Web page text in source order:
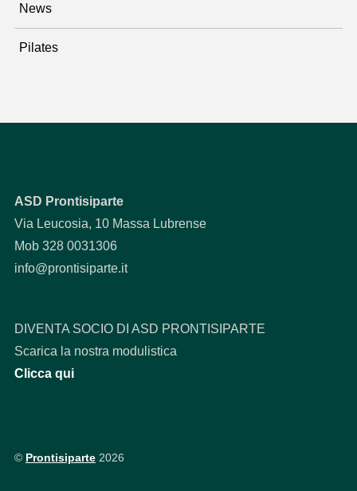
News
Pilates
ASD Prontisiparte
Via Leucosia, 10 Massa Lubrense
Mob 328 0031306
info@prontisiparte.it
DIVENTA SOCIO DI ASD PRONTISIPARTE
Scarica la nostra modulistica
Clicca qui
© Prontisiparte2026